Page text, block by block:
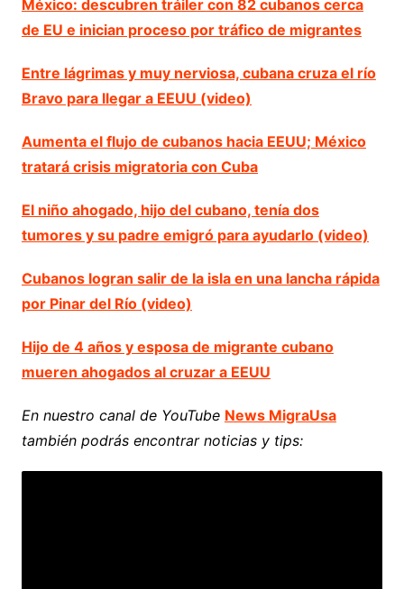
México: descubren tráiler con 82 cubanos cerca
de EU e inician proceso por tráfico de migrantes
Entre lágrimas y muy nerviosa, cubana cruza el río
Bravo para llegar a EEUU (video)
Aumenta el flujo de cubanos hacia EEUU; México
tratará crisis migratoria con Cuba
El niño ahogado, hijo del cubano, tenía dos
tumores y su padre emigró para ayudarlo (video)
Cubanos logran salir de la isla en una lancha rápida
por Pinar del Río (video)
Hijo de 4 años y esposa de migrante cubano
mueren ahogados al cruzar a EEUU
En nuestro canal de YouTube News MigraUsa
también podrás encontrar noticias y tips: